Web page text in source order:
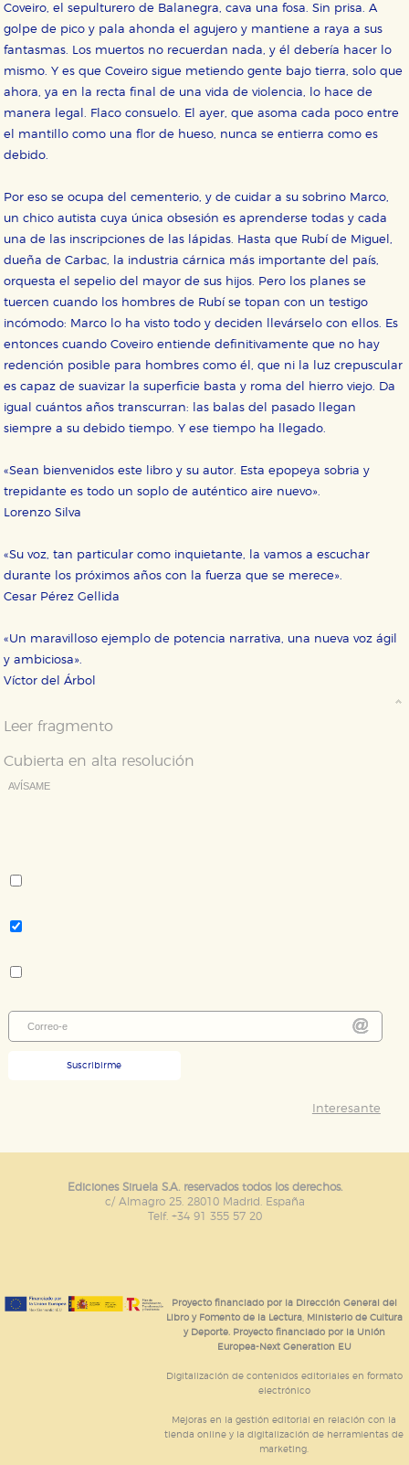
Coveiro, el sepulturero de Balanegra, cava una fosa. Sin prisa. A
golpe de pico y pala ahonda el agujero y mantiene a raya a sus
fantasmas. Los muertos no recuerdan nada, y él debería hacer lo
mismo. Y es que Coveiro sigue metiendo gente bajo tierra, solo que
ahora, ya en la recta final de una vida de violencia, lo hace de
manera legal. Flaco consuelo. El ayer, que asoma cada poco entre
el mantillo como una flor de hueso, nunca se entierra como es
debido.
Por eso se ocupa del cementerio, y de cuidar a su sobrino Marco,
un chico autista cuya única obsesión es aprenderse todas y cada
una de las inscripciones de las lápidas. Hasta que Rubí de Miguel,
dueña de Carbac, la industria cárnica más importante del país,
orquesta el sepelio del mayor de sus hijos. Pero los planes se
tuercen cuando los hombres de Rubí se topan con un testigo
incómodo: Marco lo ha visto todo y deciden llevárselo con ellos. Es
entonces cuando Coveiro entiende definitivamente que no hay
redención posible para hombres como él, que ni la luz crepuscular
es capaz de suavizar la superficie basta y roma del hierro viejo. Da
igual cuántos años transcurran: las balas del pasado llegan
siempre a su debido tiempo. Y ese tiempo ha llegado.
«Sean bienvenidos este libro y su autor. Esta epopeya sobria y
trepidante es todo un soplo de auténtico aire nuevo».
Lorenzo Silva
«Su voz, tan particular como inquietante, la vamos a escuchar
durante los próximos años con la fuerza que se merece».
Cesar Pérez Gellida
«Un maravilloso ejemplo de potencia narrativa, una nueva voz ágil
y ambiciosa».
Víctor del Árbol
Leer fragmento
Cubierta en alta resolución
AVÍSAME
Suscribirme
Interesante
Ediciones Siruela S.A. reservados todos los derechos.
c/ Almagro 25. 28010 Madrid. España
Telf. +34 91 355 57 20
Proyecto financiado por la Dirección General del
Libro y Fomento de la Lectura, Ministerio de Cultura
y Deporte. Proyecto financiado por la Unión
Europea-Next Generation EU
Digitalización de contenidos editoriales en formato
electrónico
Mejoras en la gestión editorial en relación con la
tienda online y la digitalización de herramientas de
marketing.
CONFIGURACIÓN DE COOKIES
Cookies necesarias
Estas cookies son necesarias para que nuestro sitio
web funcione y no es posible deshabilitarlas desde
nuestro sistema. Es posible hacerlo desde el
navegador, pero en ese caso es posible que algunas
áreas de nuestra web dejen de funcionar
correctamente.
Cookies de rendimiento y analíticas
Estas cookies se utilizan para mejorar su experiencia
de navegación y optimizar el funcionamiento de
nuestro sitio web. Almacenan configuraciones de
servicios para que no tenga que reconfigurarlos cada
Cookies de publicidad y redes sociales
publicitarios y se utilizan para mostrar publicidad
que se basan en la identificación única de su
navegador y dispositivo de internet.